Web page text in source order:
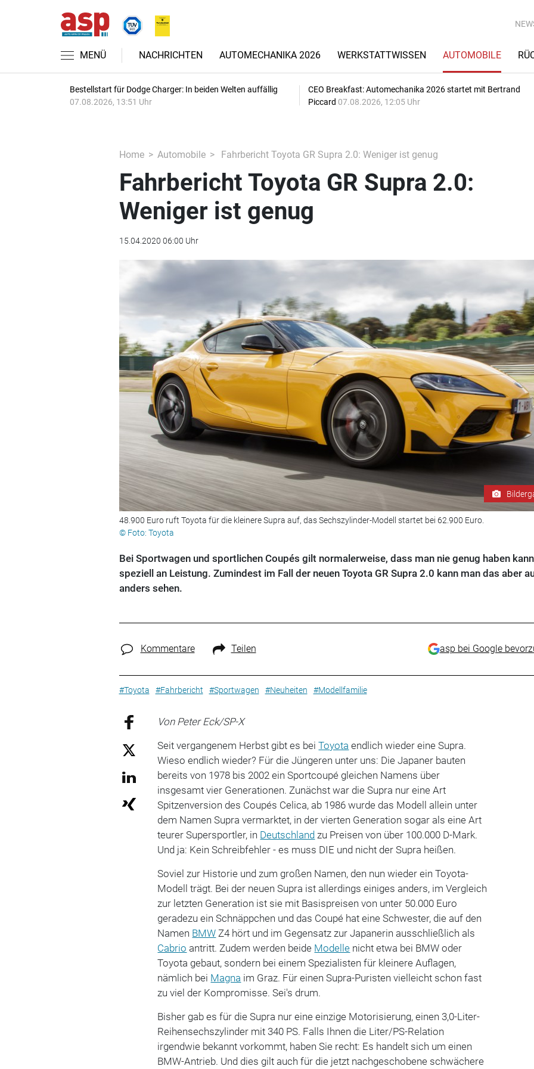
MENÜ NACHRICHTEN AUTOMECHANIKA 2026 WERKSTATTWISSEN AUTOMOBILE
Bestellstart für Dodge Charger: In beiden Welten auffällig
07.08.2026, 13:51 Uhr
CEO Breakfast: Automechanika 2026 startet mit Bertrand
Piccard 07.08.2026, 12:05 Uhr
Home Automobile Fahrbericht Toyota GR Supra 2.0: Weniger ist genug
Fahrbericht Toyota GR Supra 2.0:
Weniger ist genug
15.04.2020 06:00 Uhr
48.900 Euro ruft Toyota für die kleinere Supra auf, das Sechszylinder-Modell startet bei 62.900 Euro.
© Foto: Toyota
Bei Sportwagen und sportlichen Coupés gilt normalerweise, dass man nie genug haben
speziell an Leistung. Zumindest im Fall der neuen Toyota GR Supra 2.0 kann man das aber
anders sehen.
Kommentare Teilen asp bei Google
#Toyota #Fahrbericht #Sportwagen #Neuheiten #Modellfamilie
Von Peter Eck/SP-X
Seit vergangenem Herbst gibt es beiToyota endlich wieder eine Supra.
Wieso endlich wieder? Für die Jüngeren unter uns: Die Japaner bauten
bereits von 1978 bis 2002 ein Sportcoupé gleichen Namens über
insgesamt vier Generationen. Zunächst war die Supra nur eine Art
Spitzenversion des Coupés Celica, ab 1986 wurde das Modell allein unter
dem Namen Supra vermarktet, in der vierten Generation sogar als eine Art
teurer Supersportler, in Deutschland zu Preisen von über 100.000 D-Mark.
Und ja: Kein Schreibfehler - es muss DIE und nicht der Supra heißen.
Soviel zur Historie und zum großen Namen, den nun wieder ein Toyota-
Modell trägt. Bei der neuen Supra ist allerdings einiges anders, im Vergleich
zur letzten Generation ist sie mit Basispreisen von unter 50.000 Euro
geradezu ein Schnäppchen und das Coupé hat eine Schwester, die auf den
Namen BMW Z4 hört und im Gegensatz zur Japanerin ausschließlich als
Cabrio antritt. Zudem werden beide Modelle nicht etwa bei BMW oder
Toyota gebaut, sondern bei einem Spezialisten für kleinere Auflagen,
nämlich bei Magna im Graz. Für einen Supra-Puristen vielleicht schon fast
zu viel der Kompromisse. Sei's drum.
Bisher gab es für die Supra nur eine einzige Motorisierung, einen 3,0-Liter-
Reihensechszylinder mit 340 PS. Falls Ihnen die Liter/PS-Relation
irgendwie bekannt vorkommt, haben Sie recht: Es handelt sich um einen
BMW-Antrieb. Und dies gilt auch für die jetzt nachgeschobene schwächere